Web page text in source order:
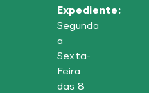
Expediente:
Segunda
a
Sexta-
Feira
das 8